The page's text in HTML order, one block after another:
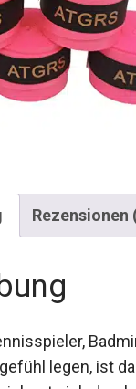
Rezensionen
legen,